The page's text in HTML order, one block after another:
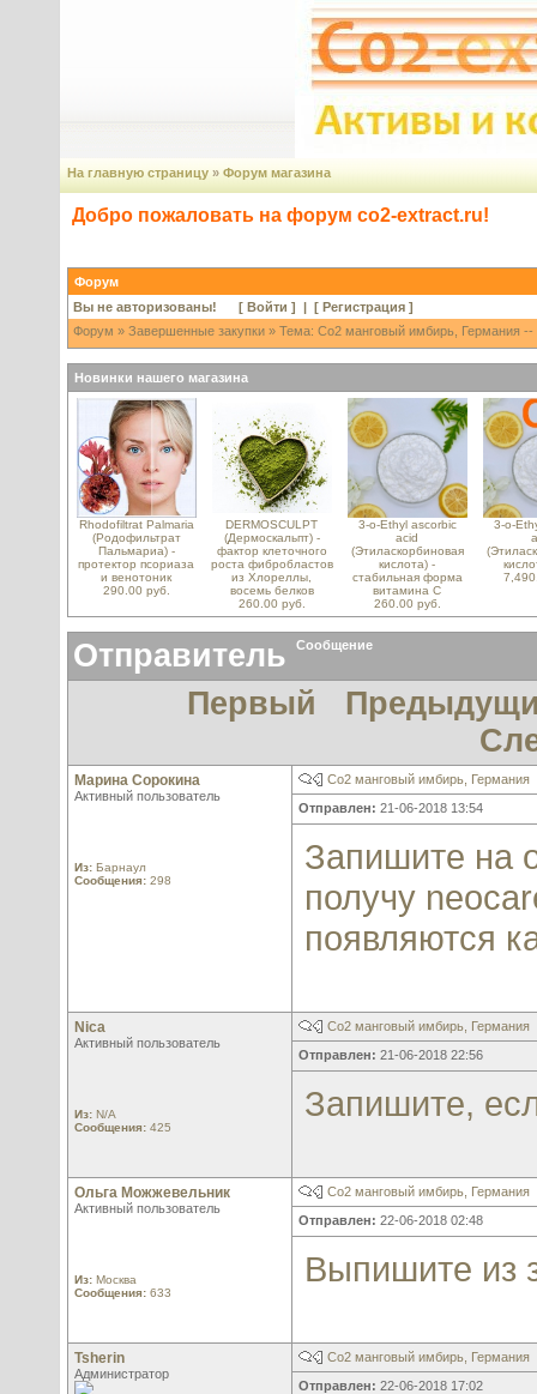
На главную страницу » Форум магазина
Добро пожаловать на форум co2-extract.ru!
Форум
Вы не авторизованы! [ Войти ] | [ Регистрация ]
Форум » Завершенные закупки » Тема: Со2 манговый имбирь, Германия --
Новинки нашего магазина
Rhodofiltrat Palmaria
(Родофильтрат
Пальмариа) -
протектор псориаза
и венотоник
290.00 руб.
DERMOSCULPT
(Дермоскальпт) -
фактор клеточного
роста фибробластов
из Хлореллы,
восемь белков
260.00 руб.
3-o-Ethyl ascorbic
acid
(Этиласкорбиновая
кислота) -
стабильная форма
витамина С
260.00 руб.
3-o-
Отправитель Сообщение
Первый
Марина Сорокина
Активный пользователь
Из: Барнаул
Сообщения: 298
Со2 манговый имбирь, Германия
Отправлен: 21-06-2018 13:54
Запишите на
получу
появляются
Nica
Активный пользователь
Из: N/A
Сообщения: 425
Со2 манговый имбирь, Германия
Отправлен: 21-06-2018 22:56
Запишите,
Ольга Можжевельник
Активный пользователь
Из: Москва
Сообщения: 633
Со2 манговый имбирь, Германия
Отправлен: 22-06-2018 02:48
Выпишите из
Tsherin
Администратор
Со2 манговый имбирь, Германия
Отправлен: 22-06-2018 17:02